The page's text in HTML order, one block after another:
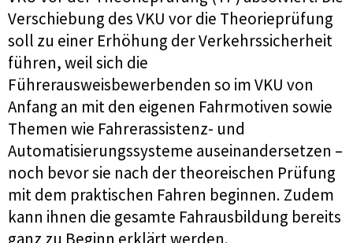
Verschiebung des VKU vor die Theorieprüfung
soll zu einer Erhöhung der Verkehrssicherheit
führen, weil sich die
Führerausweisbewerbenden so im VKU von
Anfang an mit den eigenen Fahrmotiven sowie
Themen wie Fahrerassistenz- und
Automatisierungssysteme auseinandersetzen –
noch bevor sie nach der theoreischen Prüfung
mit dem praktischen Fahren beginnen. Zudem
kann ihnen die gesamte Fahrausbildung bereits